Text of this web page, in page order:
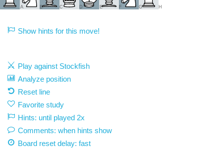
A B C D E F G H
Show hints for this move!
Play against Stockfish
Analyze position
Reset line
Favorite study
Hints: until played 2x
Comments: when hints show
Board reset delay: fast